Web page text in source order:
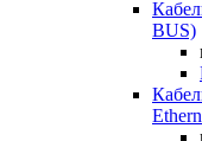
BUS)